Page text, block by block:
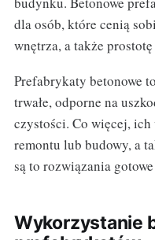
dla osób, które cenią
wnętrza, a także
Prefabrykaty betonowe
trwałe, odporne na
czystości. Co więcej,
remontu lub budowy, a
są to rozwiązania
Wykorzystanie